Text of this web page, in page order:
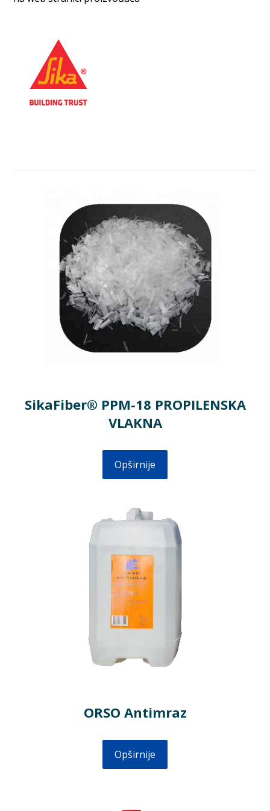
SikaFiber® PPM-18 PROPILENSKA
VLAKNA
Opširnije
ORSO Antimraz
Opširnije